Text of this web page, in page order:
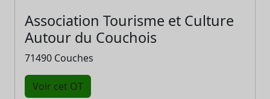
Association Tourisme et Culture
Autour du Couchois
71490 Couches
Voir cet OT